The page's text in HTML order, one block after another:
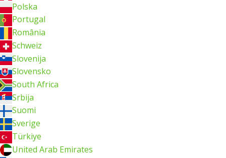
Polska
Portugal
România
Schweiz
Slovenija
Slovensko
South Africa
Srbija
Suomi
Sverige
Türkiye
United Arab Emirates